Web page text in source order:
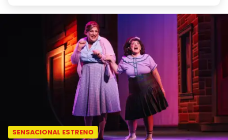
SENSACIONAL ESTRENO